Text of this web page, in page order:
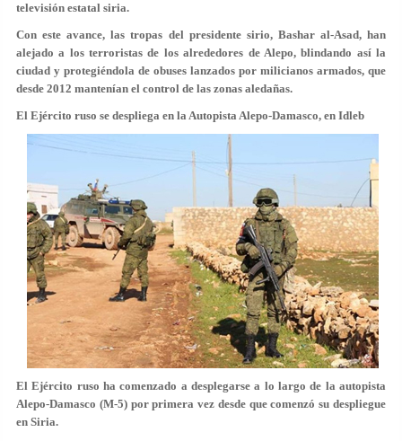
televisión estatal siria.
Con este avance, las tropas del presidente sirio, Bashar al-Asad, han
alejado a los terroristas de los alrededores de Alepo, blindando así la
ciudad y protegiéndola de obuses lanzados por milicianos armados, que
desde 2012 mantenían el control de las zonas aledañas.
El Ejército ruso se despliega en la Autopista Alepo-Damasco, en Idleb
El Ejército ruso ha comenzado a desplegarse a lo largo de la autopista
Alepo-Damasco (M-5) por primera vez desde que comenzó su despliegue
en Siria.